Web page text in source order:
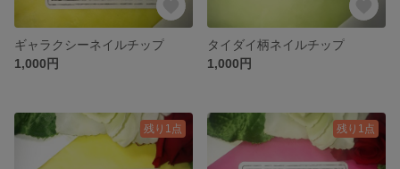
ギャラクシーネイルチップ
1,000円
タイダイ柄ネイルチップ
1,000円
残り1点 残り1点